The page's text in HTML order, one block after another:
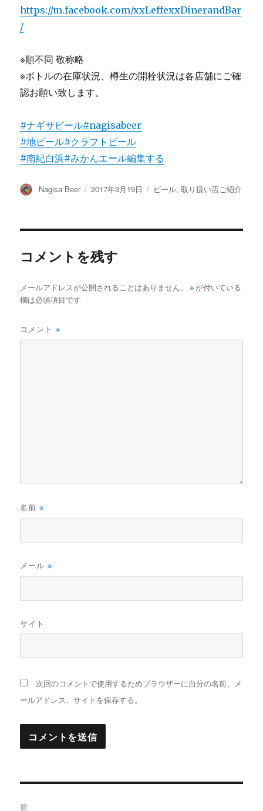
https://m.facebook.com/xxLeffexxDinerandBar
/
※順不同 敬称略
※ボトルの在庫状況、樽生の開栓状況は各店舗にご確
認お願い致します。
#ナギサビール#nagisabeer
#地ビール#クラフトビール
#南紀白浜#みかんエール編集する
投
Nagisa Beer
投
2017年3月19日
カ
ビール,取り扱い店ご紹介
コメントを残す
メールアドレスが公開されることはありません。 ※ が付いている
欄は必須項目です
コメント※
名前※
メール※
サイト
次回のコメントで使用するためブラウザーに自分の名前、メ
ールアドレス、サイトを保存する。
前